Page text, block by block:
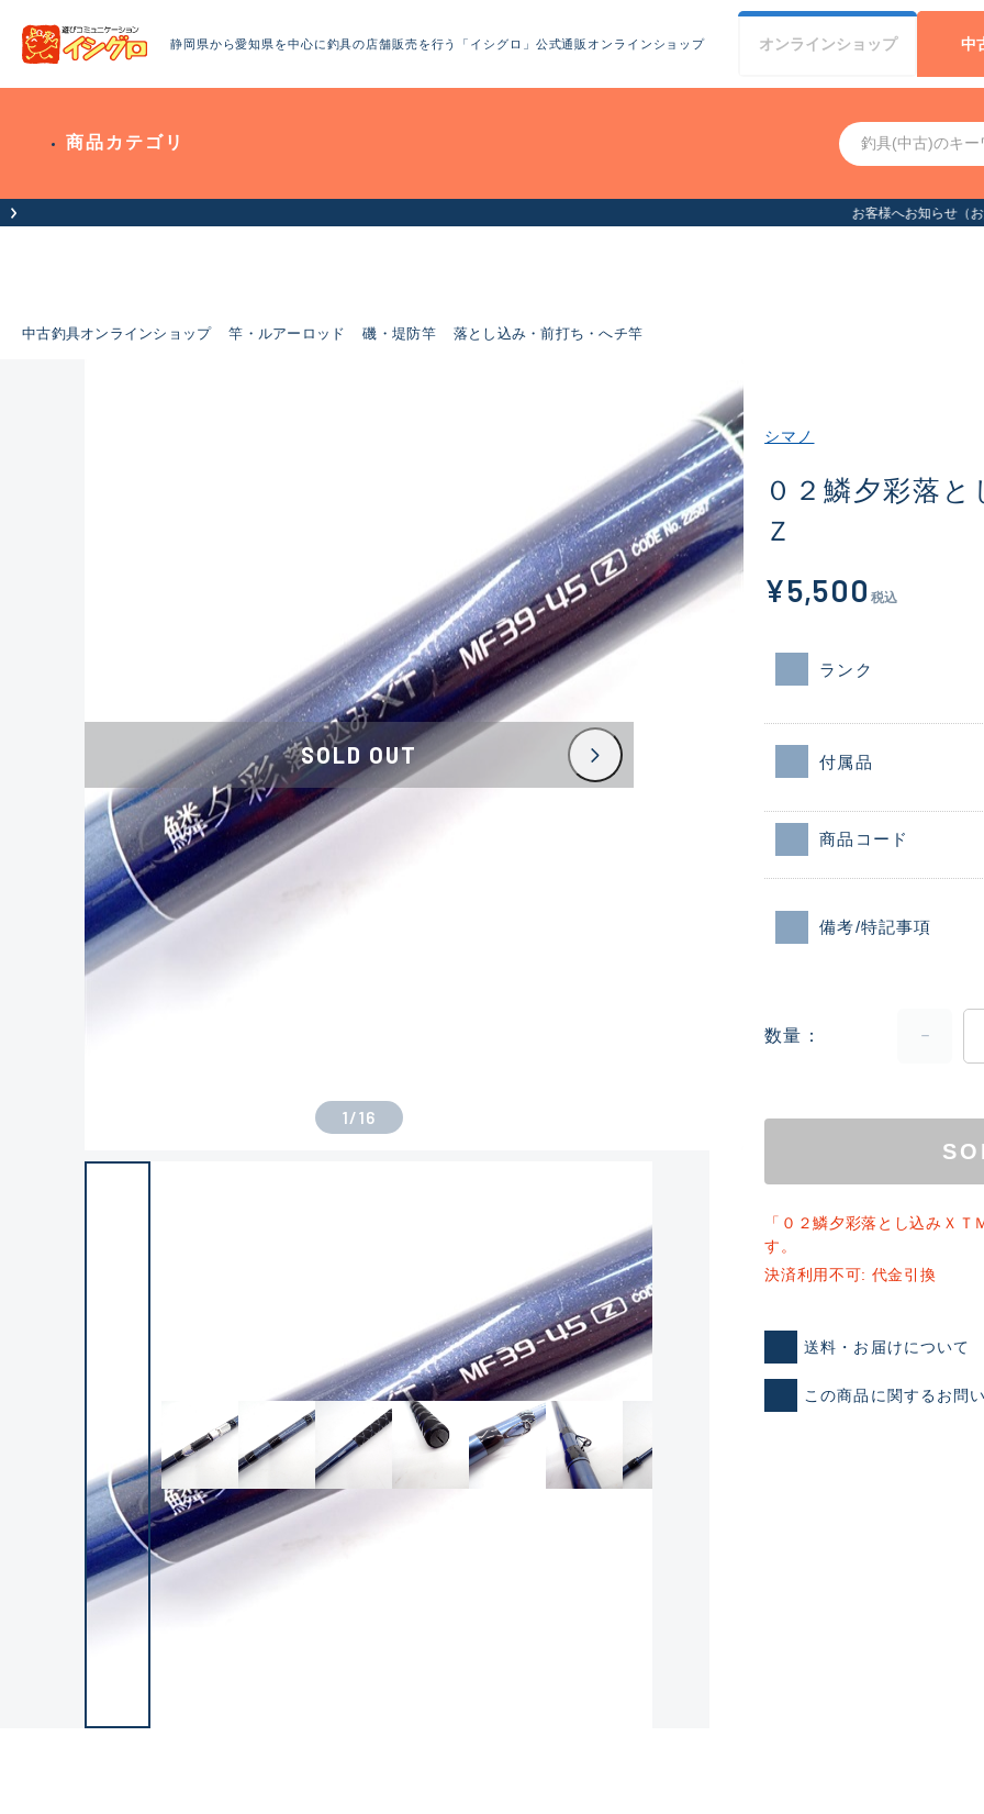
静岡県から愛知県を中心に釣具の店舗販売を行う「イシグロ」公式通販オンラインショップ オンラインショップ 中
商品カテゴリ
お客様へお知らせ（お盆期間休業について）
中古釣具オンラインショップ 竿・ルアーロッド 磯・堤防竿 落とし込み・前打ち・へチ竿
ランクとは？
良 ※店頭展示時の置き傷が付いて
SOLD OUT
1/16
シマノ
０２鱗夕彩落
Ｚ
¥5,500 税込
ランク
付属品
商品コード
備考/特記事項
数量
「０２鱗夕彩落とし込みＸ
す。
決済利用不可: 代金引換
送料・お届けについて
この商品に関するお問